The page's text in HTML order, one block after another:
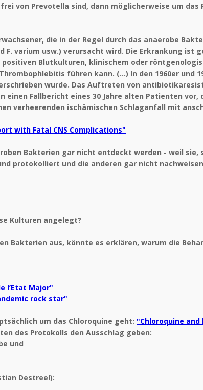
von Prevotella sind, dann möglicherweise um
die in der Regel durch das anaerobe
varium usw.) verursacht wird. Die Erkrankung
Blutkulturen, klinischem oder
führen kann. (...) In den 1960er und
wurde. Das Auftreten von
Fallbericht eines 30 Jahre alten Patienten
verheerenden ischämischen Schlaganfall mit
with Fatal CNS Complications"
Bakterien gar nicht entdeckt werden - weil
protokolliert und die anderen gar nicht
Kulturen angelegt?
Bakterien aus, könnte es erklären, warum die
l’Etat Major"
rock star"
um das Chloroquine geht: "Chloroquine
des Protokolls den Ausschlag geben:
und
Destree!):